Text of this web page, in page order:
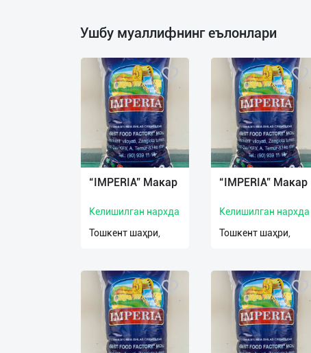
использованияУшбу муаллифнинг еълонлари
“IMPERIA” Макар
Келишилган нархда
Тошкент шаҳри,
“IMPERIA” Макар
Келишилган нархда
Тошкент шаҳри,